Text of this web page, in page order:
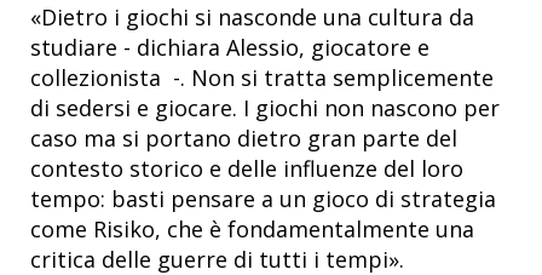
«Dietro i giochi si nasconde una cultura da
studiare - dichiara Alessio, giocatore e
collezionista -. Non si tratta semplicemente
di sedersi e giocare. I giochi non nascono per
caso ma si portano dietro gran parte del
contesto storico e delle influenze del loro
tempo: basti pensare a un gioco di strategia
come Risiko, che è fondamentalmente una
critica delle guerre di tutti i tempi».